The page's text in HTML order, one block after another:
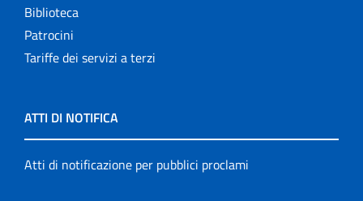
Biblioteca
Patrocini
Tariffe dei servizi a terzi
ATTI DI NOTIFICA
Atti di notificazione per pubblici proclami